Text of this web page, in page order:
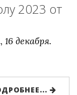
2023 от
декабря.